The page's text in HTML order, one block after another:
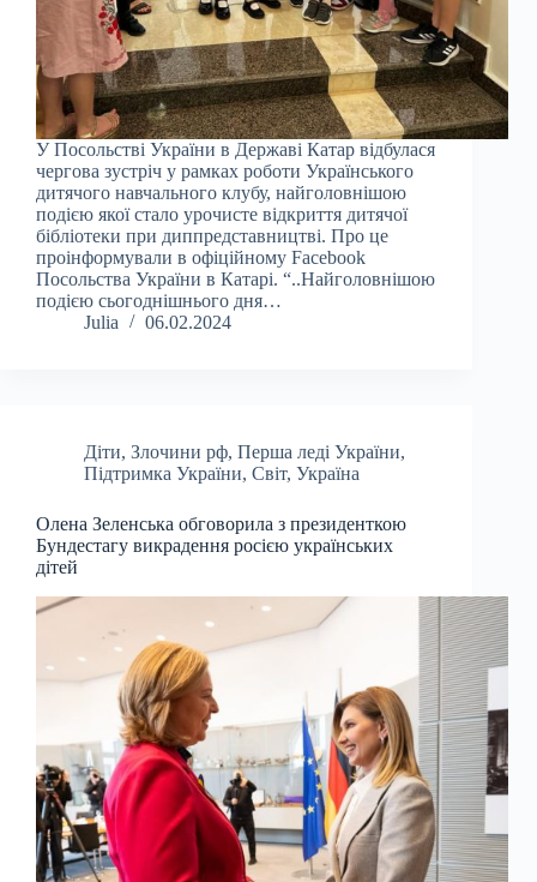
У Посольстві України в Державі Катар відбулася
чергова зустріч у рамках роботи Українського
дитячого навчального клубу, найголовнішою
подією якої стало урочисте відкриття дитячої
бібліотеки при диппредставництві. Про це
проінформували в офіційному Facebook
Посольства України в Катарі. “..Найголовнішою
подією сьогоднішнього дня…
Julia
06.02.2024
Діти, Злочини рф, Перша леді України,
Підтримка України, Світ, Україна
Олена Зеленська обговорила з президенткою
Бундестагу викрадення росією українських
дітей